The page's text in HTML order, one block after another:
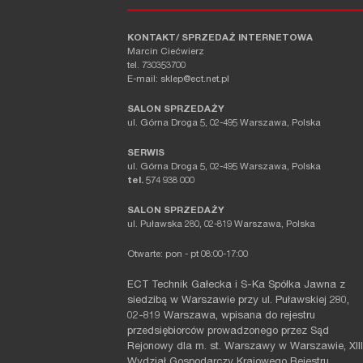
KONTAKT/ SPRZEDAŻ INTERNETOWA
Marcin Ciećwierz
tel. 730353700
E-mail: sklep@ect.net.pl
SALON SPRZEDAŻY
ul. Górna Droga 5, 02-495 Warszawa, Polska
SERWIS
ul. Górna Droga 5, 02-495 Warszawa, Polska
tel. 574 938 000
SALON SPRZEDAŻY
ul. Puławska 280, 02-819 Warszawa, Polska
Otwarte: pon - pt 08:00-17:00
ECT Technik Gałecka i S-Ka Spółka Jawna z
siedzibą w Warszawie przy ul. Puławskiej 280,
02-819 Warszawa, wpisana do rejestru
przedsiębiorców prowadzonego przez Sąd
Rejonowy dla m. st. Warszawy w Warszawie, XIII